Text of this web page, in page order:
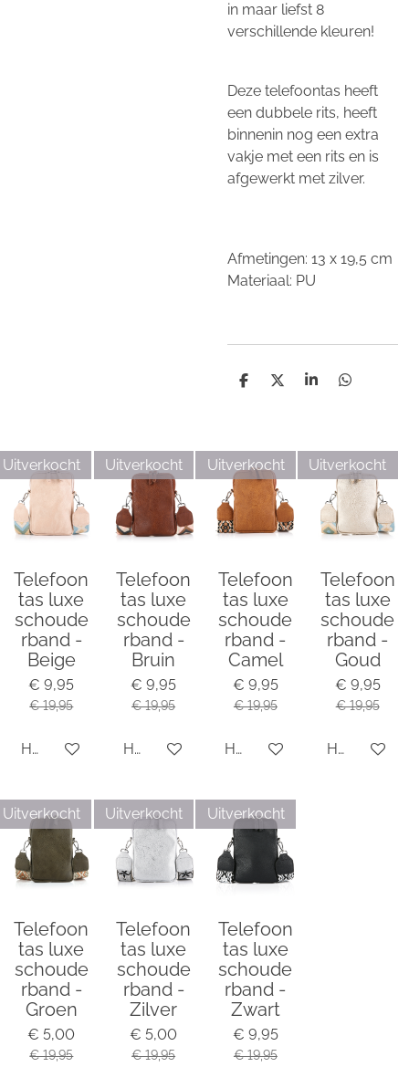
in maar liefst 8
verschillende kleuren!
Deze telefoontas heeft
een dubbele rits, heeft
binnenin nog een extra
vakje met een rits en is
afgewerkt met zilver.
Afmetingen: 13 x 19,5 cm
Materiaal: PU
D
n
D
S
e
D
n
Uitverkocht
Telefoon
tas luxe
schoude
rband -
Beige
€ 9,95
€ 19,95
Houd mij op de hoogte
Uitverkocht
Telefoon
tas luxe
schoude
rband -
Bruin
€ 9,95
€ 19,95
Houd mij op de hoogte
Uitverkocht
Telefoon
tas luxe
schoude
rband -
Camel
€ 9,95
€ 19,95
Houd mij op de hoogte
Uitverkocht
Telefoon
tas luxe
schoude
rband -
Goud
€ 9,95
€ 19,95
Houd mij
Uitverkocht
Telefoon
tas luxe
schoude
rband -
Groen
€ 5,00
€ 19,95
Uitverkocht
Telefoon
tas luxe
schoude
rband -
Zilver
€ 5,00
€ 19,95
Uitverkocht
Telefoon
tas luxe
schoude
rband -
Zwart
€ 9,95
€ 19,95